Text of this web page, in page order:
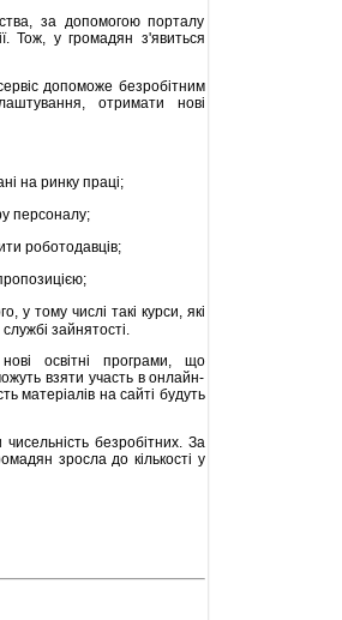
за допомогою порталу
Тож, у громадян з'явиться
допоможе безробітним
отримати нові
на ринку праці;
персоналу;
роботодавців;
у тому числі такі курси, які
зайнятості.
освітні програми, що
взяти участь в онлайн-
матеріалів на сайті будуть
безробітних. За
зросла до кількості у